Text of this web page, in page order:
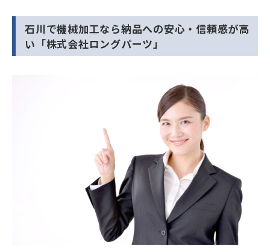
石川で機械加工なら納品への安心・信頼感が高
い「株式会社ロングパーツ」